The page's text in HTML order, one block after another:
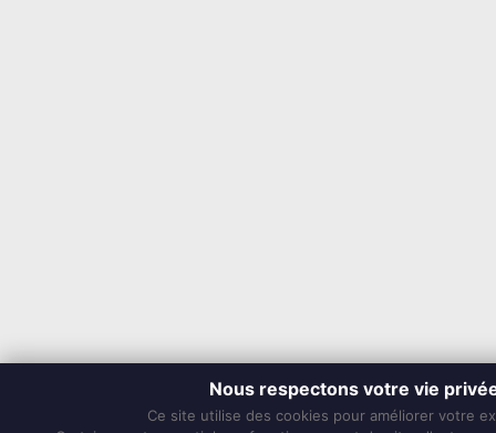
Nous respectons votre vie
Ce site utilise des cookies pour améliorer votre